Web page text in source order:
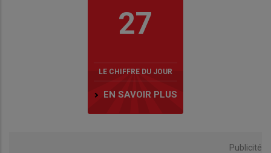
27
LE CHIFFRE DU JOUR
EN SAVOIR PLUS
Publicité